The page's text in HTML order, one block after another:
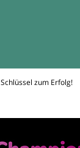
zum Erfolg!